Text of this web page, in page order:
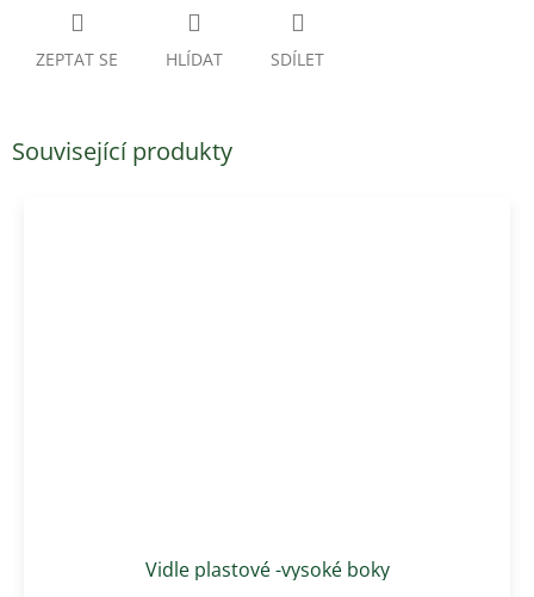
ZEPTAT SE HLÍDAT SDÍLET
Související produkty
Vidle plastové -vysoké boky